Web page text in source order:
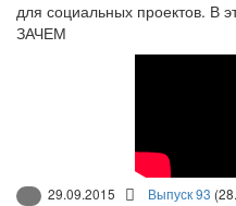
для социальных проектов. В
ЗАЧЕМ
29.09.2015 Выпуск 93